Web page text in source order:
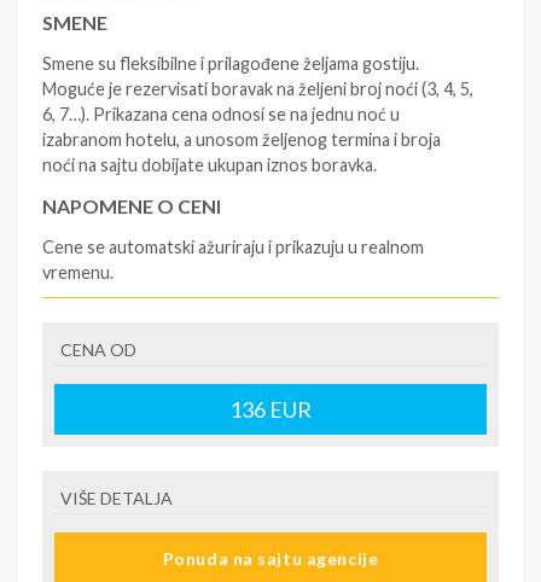
SMENE
Smene su fleksibilne i prilagođene željama gostiju.
Moguće je rezervisati boravak na željeni broj noći (3, 4, 5,
6, 7…). Prikazana cena odnosi se na jednu noć u
izabranom hotelu, a unosom željenog termina i broja
noći na sajtu dobijate ukupan iznos boravka.
NAPOMENE O CENI
Cene se automatski ažuriraju i prikazuju u realnom
vremenu.
- rezervisane i potvrđene usluge u izabranoj smeštajnoj
jedinici prema opisu - korišćenje hotelskih sadržaja
prema opisu - uslugu rezervacije - organizaciju
putovanja
krizu) na destinaciji, plaćaju se na recepciji
hotela/apartmana za hotele sa 1* i 2* i nekategorisane
CENA OD
136 EUR
VIŠE DETALJA
Ponuda na sajtu agencije